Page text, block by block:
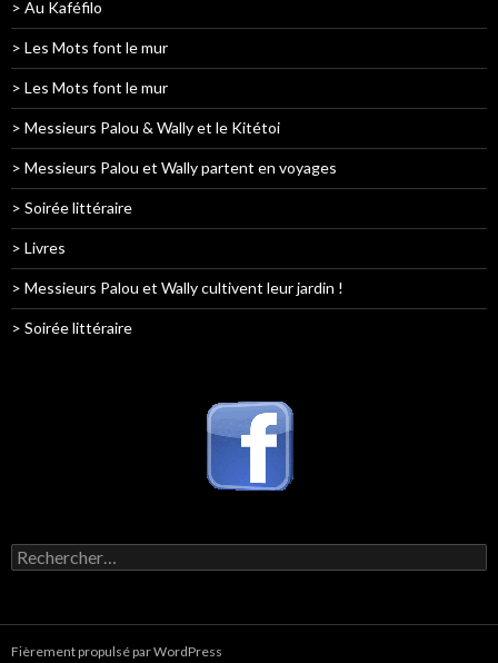
> Au Kaféfilo
> Les Mots font le mur
> Les Mots font le mur
> Messieurs Palou & Wally et le Kitétoi
> Messieurs Palou et Wally partent en voyages
> Soirée littéraire
> Livres
> Messieurs Palou et Wally cultivent leur jardin !
> Soirée littéraire
Rechercher :
Fièrement propulsé par WordPress